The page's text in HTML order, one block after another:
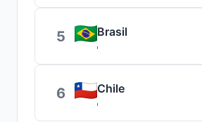
5 Brasil
6 Chile